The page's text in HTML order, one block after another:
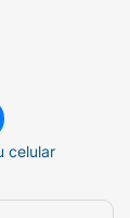
celular